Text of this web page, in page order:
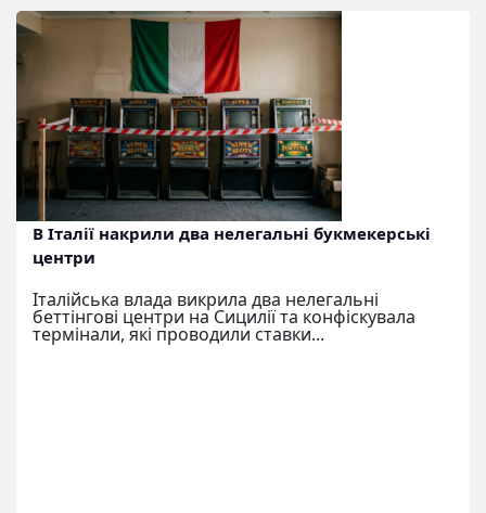
В Італії накрили два нелегальні букмекерські
центри
Італійська влада викрила два нелегальні
беттінгові центри на Сицилії та конфіскувала
термінали, які проводили ставки...